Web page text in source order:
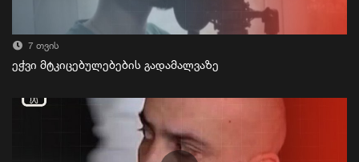
7 თვის
ეჭვი მტკიცებულებების გადამალვაზე